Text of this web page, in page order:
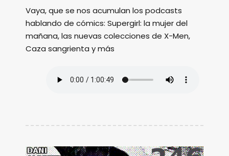
Vaya, que se nos acumulan los podcasts
hablando de cómics: Supergirl: la mujer del
mañana, las nuevas colecciones de X-Men,
Caza sangrienta y más